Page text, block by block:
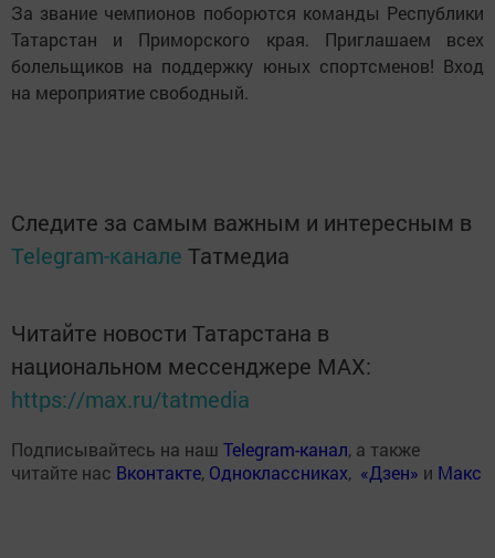
За звание чемпионов поборются команды Республики
Татарстан и Приморского края. Приглашаем всех
болельщиков на поддержку юных спортсменов! Вход
на мероприятие свободный.
Следите за самым важным и интересным в
Telegram-канале Татмедиа
Читайте новости Татарстана в
национальном мессенджере MАХ:
https://max.ru/tatmedia
Подписывайтесь на наш Telegram-канал, а также
читайте нас Вконтакте, Одноклассниках, «Дзен» и Макс